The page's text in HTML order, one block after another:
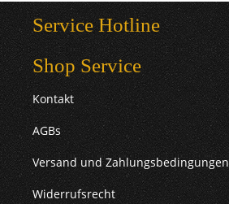
Service Hotline
Shop Service
Kontakt
AGBs
Versand und Zahlungsbedingungen
Widerrufsrecht